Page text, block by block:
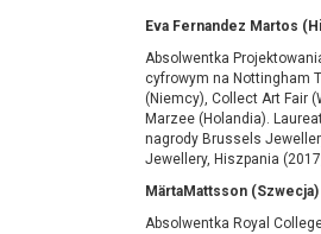
Eva Fernandez Martos
Absolwentka
cyfrowym na Nottingham
(Niemcy), Collect Art Fair
Marzee (Holandia).
nagrody Brussels
Jewellery, Hiszpania
MärtaMattsson (Szwecja)
Absolwentka Royal